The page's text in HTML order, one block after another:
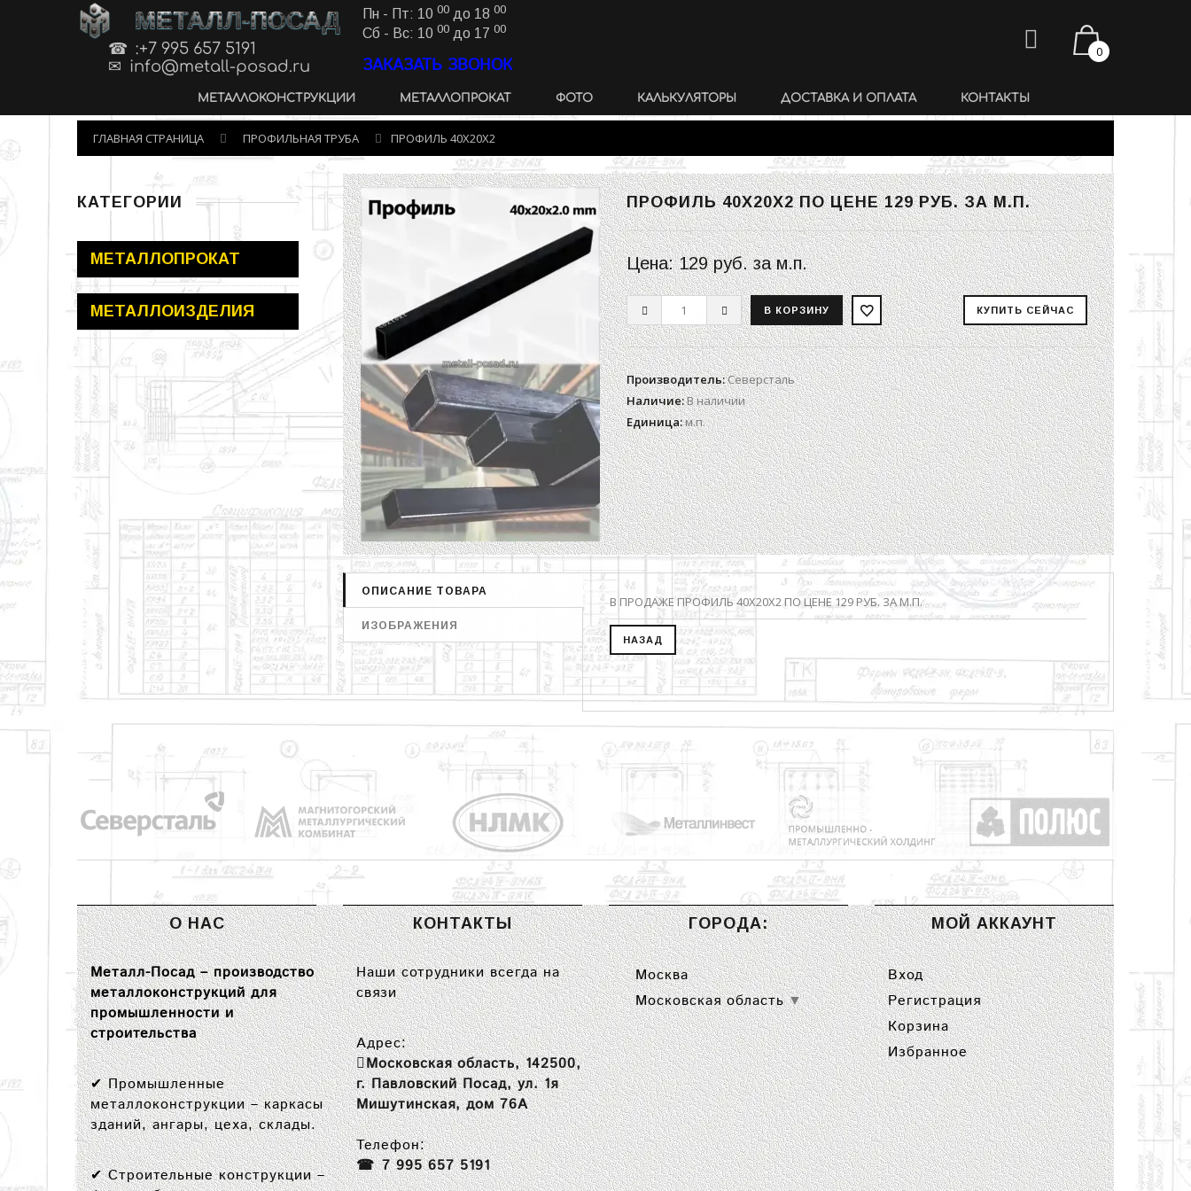
МЕТАЛЛ-ПОСАД
:+7 995 657 5191
info@metall-posad.ru
Пн - Пт: 10 00 до 18 00
Сб - Вс: 10 00 до 17 00
ЗАКАЗАТЬ ЗВОНОК
0
МЕТАЛЛОКОНСТРУКЦИИ МЕТАЛЛОПРОКАТ ФОТО КАЛЬКУЛЯТОРЫ ДОСТАВКА И ОПЛАТА КОНТАКТЫ
ГЛАВНАЯ СТРАНИЦА ПРОФИЛЬНАЯ ТРУБА ПРОФИЛЬ 40Х20Х2
ПРОФИЛЬ 40Х20Х2 ПО ЦЕНЕ129 РУБ.ЗА М.П.
Цена:129 руб.за м.п.
Производитель:Северсталь
Наличие:В наличии
Единица:м.п.
ОПИСАНИЕ ТОВАРА
ИЗОБРАЖЕНИЯ
В ПРОДАЖЕ ПРОФИЛЬ 40Х20Х2 ПО ЦЕНЕ 129 РУБ. ЗА М.П.
КАТЕГОРИИ
МЕТАЛЛОПРОКАТ
МЕТАЛЛОИЗДЕЛИЯ
О НАС
Металл-Посад – производство
металлоконструкций для
промышленности и
строительства
✔Промышленные
металлоконструкции– каркасы
зданий, ангары, цеха, склады.
✔Строительные конструкции–
КОНТАКТЫ
Наши сотрудники всегда на
связи
Адрес:
Московская область, 142500,
г. Павловский Посад, ул. 1я
Мишутинская, дом 76А
Телефон:
7 995 657 5191
ГОРОДА:
Москва
Московская область ▼
МОЙ АККАУНТ
Вход
Регистрация
Корзина
Избранное